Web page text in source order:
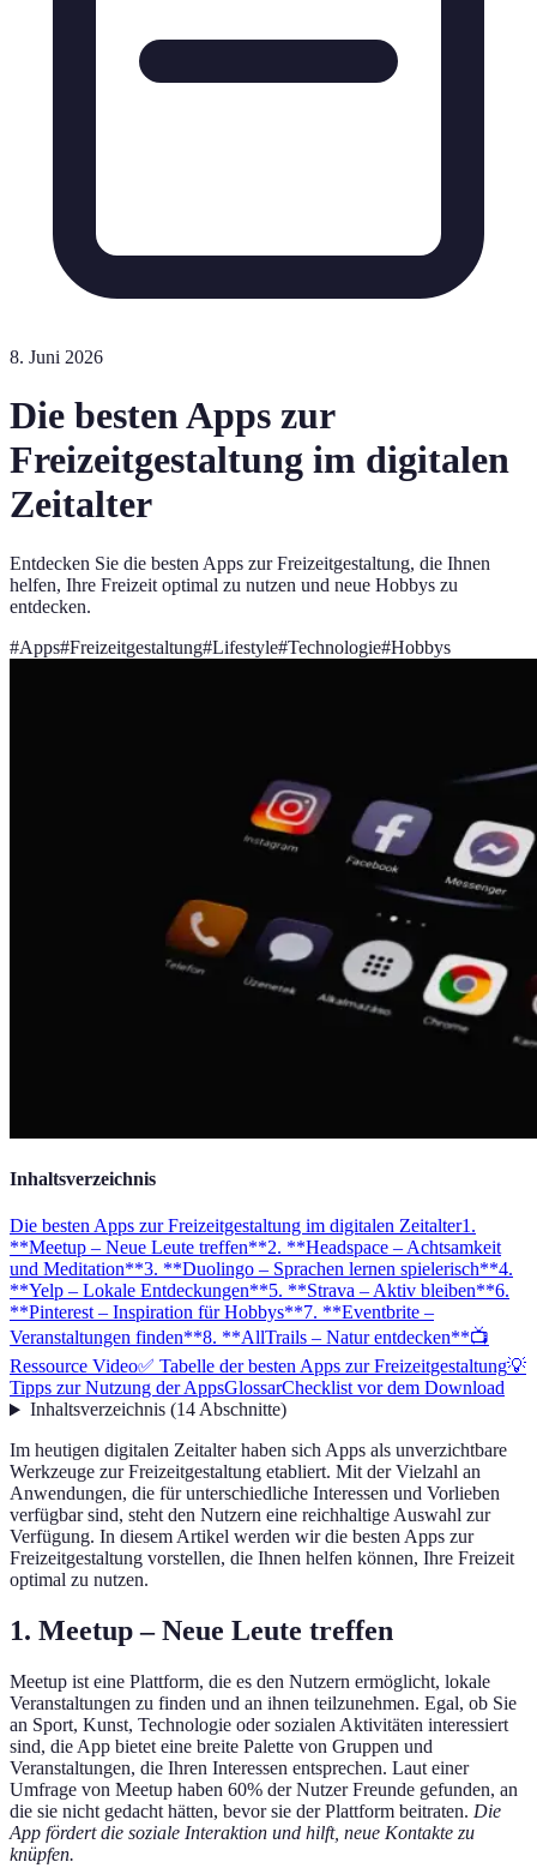
8. Juni 2026
Die besten Apps zur
Freizeitgestaltung im digitalen
Zeitalter
Entdecken Sie die besten Apps zur Freizeitgestaltung, die Ihnen
helfen, Ihre Freizeit optimal zu nutzen und neue Hobbys zu
entdecken.
#Apps#Freizeitgestaltung#Lifestyle#Technologie#Hobbys
Inhaltsverzeichnis
Die besten Apps zur Freizeitgestaltung im digitalen Zeitalter1.
**Meetup – Neue Leute treffen**2. **Headspace – Achtsamkeit
und Meditation**3. **Duolingo – Sprachen lernen spielerisch**4.
**Yelp – Lokale Entdeckungen**5. **Strava – Aktiv bleiben**6.
**Pinterest – Inspiration für Hobbys**7. **Eventbrite –
Veranstaltungen finden**8. **AllTrails – Natur entdecken**📺
Ressource Video✅ Tabelle der besten Apps zur Freizeitgestaltung💡
Tipps zur Nutzung der AppsGlossarChecklist vor dem Download
Inhaltsverzeichnis(14Abschnitte)
Im heutigen digitalen Zeitalter haben sich Apps als unverzichtbare
Werkzeuge zur Freizeitgestaltung etabliert. Mit der Vielzahl an
Anwendungen, die für unterschiedliche Interessen und Vorlieben
verfügbar sind, steht den Nutzern eine reichhaltige Auswahl zur
Verfügung. In diesem Artikel werden wir die besten Apps zur
Freizeitgestaltung vorstellen, die Ihnen helfen können, Ihre Freizeit
optimal zu nutzen.
1. Meetup – Neue Leute treffen
Meetup ist eine Plattform, die es den Nutzern ermöglicht, lokale
Veranstaltungen zu finden und an ihnen teilzunehmen. Egal, ob Sie
an Sport, Kunst, Technologie oder sozialen Aktivitäten interessiert
sind, die App bietet eine breite Palette von Gruppen und
Veranstaltungen, die Ihren Interessen entsprechen. Laut einer
Umfrage von Meetup haben 60% der Nutzer Freunde gefunden, an
die sie nicht gedacht hätten, bevor sie der Plattform beitraten. Die
App fördert die soziale Interaktion und hilft, neue Kontakte zu
knüpfen.